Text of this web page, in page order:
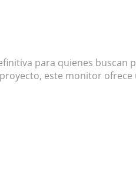
para quienes
este monitor